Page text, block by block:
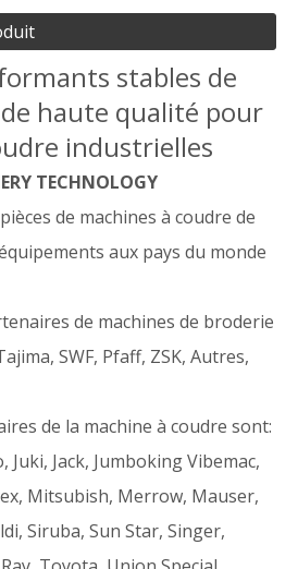
stables de
haute qualité pour
industrielles
TECHNOLOGY
de machines à coudre de
aux pays du monde
de machines de broderie
SWF, Pfaff, ZSK, Autres,
de la machine à coudre sont:
Jack, Jumboking Vibemac,
Mitsubish, Merrow, Mauser,
Siruba, Sun Star, Singer,